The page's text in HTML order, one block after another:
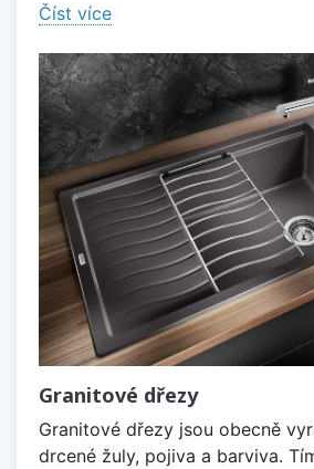
Číst více
Granitové dřezy
Granitové dřezy jsou obecně
drcené žuly, pojiva a barviva.